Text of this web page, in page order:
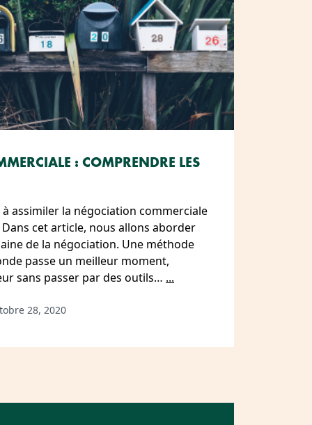
: COMPRENDRE LES
assimiler la négociation commerciale
cet article, nous allons aborder
de la négociation. Une méthode
passe un meilleur moment,
sans passer par des outils… ...
28, 2020